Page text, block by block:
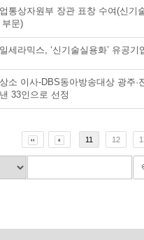
통상자원부 장관 표창 수여(신기
부문)
세라믹스, ‘신기술실용화’ 유공기
소 이사-DBS동아방송대상 광주·
33인으로 선정
11 12